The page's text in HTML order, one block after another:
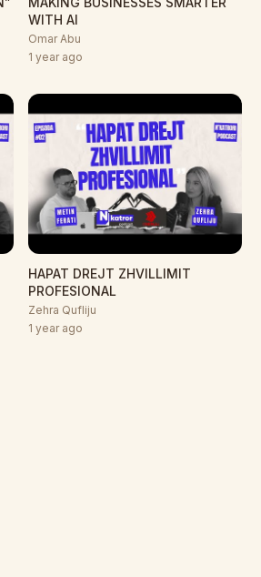
WITH AI
Omar Abu
1 year ago
HAPAT DREJT ZHVILLIMIT
PROFESIONAL
Zehra Qufliju
1 year ago